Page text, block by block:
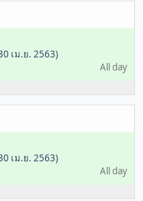
เม.ย. 2563)
All day
เม.ย. 2563)
All day